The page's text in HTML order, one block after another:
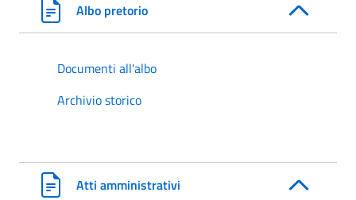
Albo pretorio
Documenti all'albo
Archivio storico
Atti amministrativi